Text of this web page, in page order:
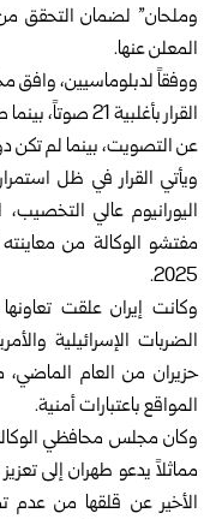
وملحان” لضمان التحقق
المعلن عنها.
القرار
عن التصويت، بينما لم
ويأتي القرار في ظل
مفتشو الوكالة من
2025.
وكانت إيران علقت
الضربات الإسرائيلية
حزيران من العام
المواقع باعتبارات أمنية.
وكان مجلس محافظي
مماثلاً يدعو طهران إلى
الأخير عن قلقها من